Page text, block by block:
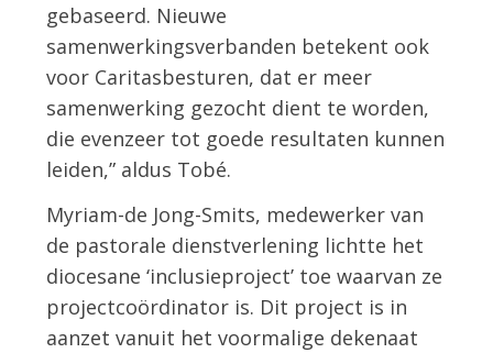
gebaseerd. Nieuwe
samenwerkingsverbanden betekent ook
voor Caritasbesturen, dat er meer
samenwerking gezocht dient te worden,
die evenzeer tot goede resultaten kunnen
leiden,” aldus Tobé.
Myriam-de Jong-Smits, medewerker van
de pastorale dienstverlening lichtte het
diocesane ‘inclusieproject’ toe waarvan ze
projectcoördinator is. Dit project is in
aanzet vanuit het voormalige dekenaat